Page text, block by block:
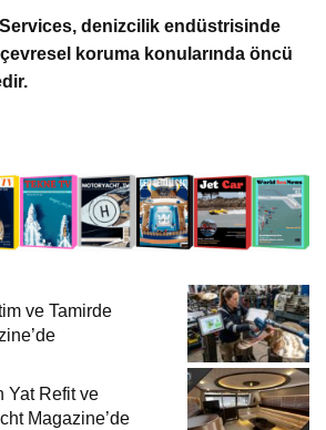
denizcilik endüstrisinde
koruma konularında öncü
ve Tamirde
Yat Refit ve
Magazine’de